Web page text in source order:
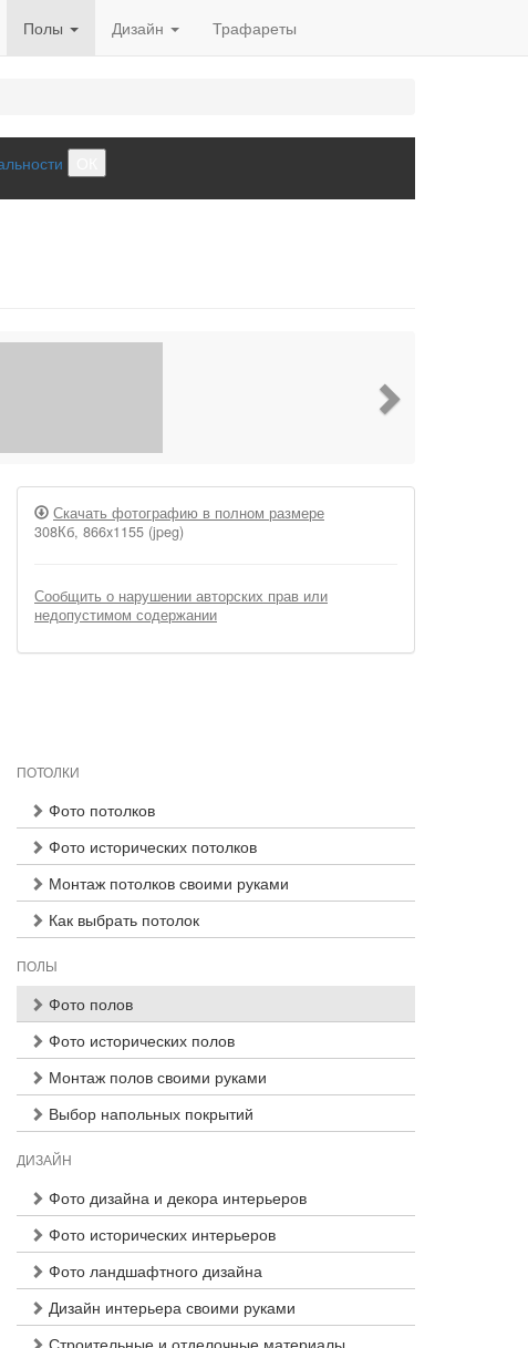
Полы Дизайн Трафареты
Скачать фотографию в полном размере
308Кб, 866x1155 (jpeg)
Сообщить о нарушении авторских прав или
недопустимом содержании
ПОТОЛКИ
Фото потолков
Фото исторических потолков
Монтаж потолков своими руками
Как выбрать потолок
ПОЛЫ
Фото полов
Фото исторических полов
Монтаж полов своими руками
Выбор напольных покрытий
ДИЗАЙН
Фото дизайна и декора интерьеров
Фото исторических интерьеров
Фото ландшафтного дизайна
Дизайн интерьера своими руками
Строительные и отделочные материалы